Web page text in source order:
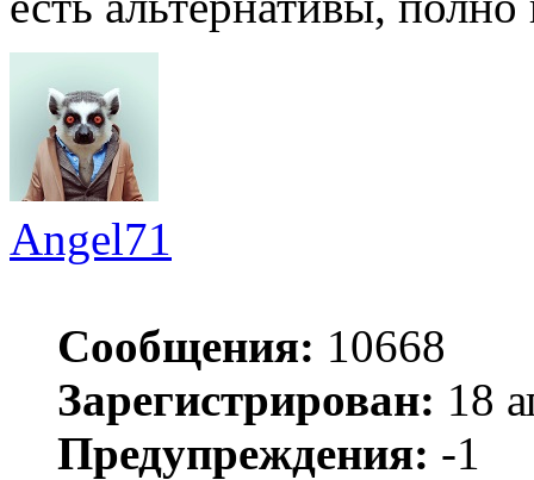
Angel71
Сообщения: 10668
Зарегистрирован: 18
Предупреждения: -1